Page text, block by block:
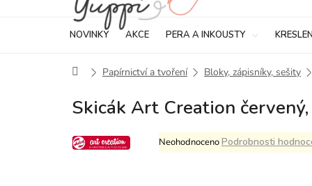
NOVINKY AKCE PERA A INKOUSTY
DomůPapírnictví a tvoření Bloky, zápisníky, sešity
Skicák Art Creation
Průměrné
hodnocení
NeohodnocenoPodrobnosti